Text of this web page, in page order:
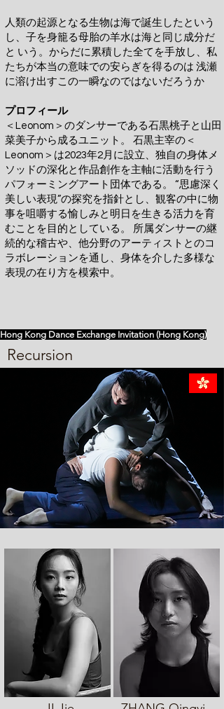
人類の起源となる生物は海で誕生したという
し、子を身籠る母胎の羊水は海と同じ成分だ
と いう。からだに累積した全てを手放し、私
たちが本当の意味での安らぎを得るのは 浅瀬
に溶け出すこの一瞬なのではないだろうか
プロフィール
＜Leonom＞のダンサーである石黒桃子と山田
菜美子から成るユニット。 石黒主宰の＜
Leonom＞は2023年2月に設立、独自の身体メ
ソッドの深化と作品創作を主軸に活動を行う
パフォーミングアート団体である。 “思慮深く
美しい表現”の探究を指針とし、観客の中に物
事を咀嚼する愉しみと明日を生きる活力を育
むことを目的としている。 所属ダンサーの継
続的な稽古や、他分野のアーティストとのコ
ラボレーションを通し、身体を介した多様な
表現の在り方を模索中。
Hong Kong Dance Exchange Invitation (Hong Kong)
Recursion